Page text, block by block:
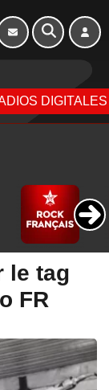
DIGITALES
le tag
FR
16h - 20h